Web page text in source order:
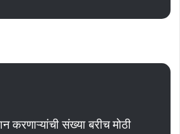
करणाऱ्यांची संख्या बरीच मोठी